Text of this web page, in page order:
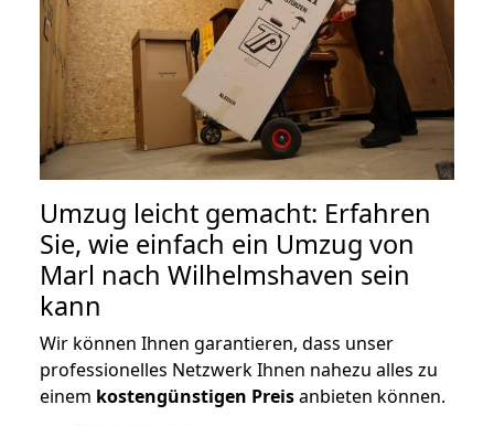
Umzug leicht gemacht: Erfahren
Sie, wie einfach ein Umzug von
Marl nach Wilhelmshaven sein
kann
Wir können Ihnen garantieren, dass unser
professionelles Netzwerk Ihnen nahezu alles zu
einem kostengünstigen Preisanbieten können.